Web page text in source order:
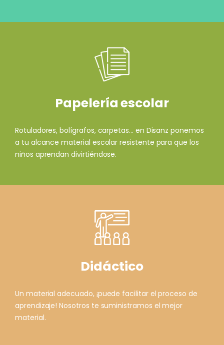
Papelería escolar
Rotuladores, bolígrafos, carpetas... en Disanz ponemos
a tu alcance material escolar resistente para que los
niños aprendan divirtiéndose.
Didáctico
Un material adecuado, ¡puede facilitar el proceso de
aprendizaje! Nosotros te suministramos el mejor
material.